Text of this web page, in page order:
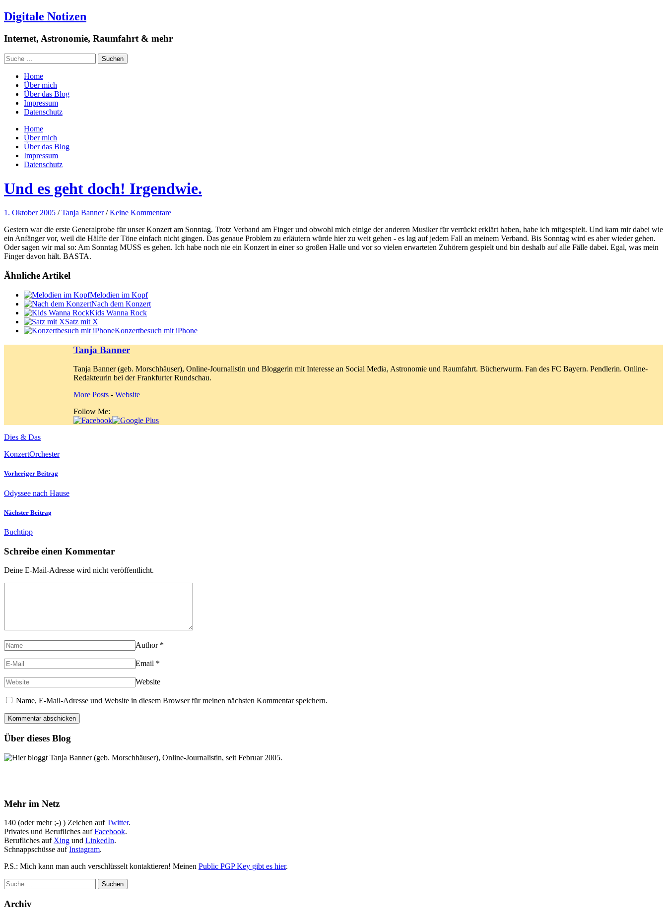
Digitale Notizen
Internet, Astronomie, Raumfahrt & mehr
Home
Über mich
Über das Blog
Impressum
Datenschutz
Home
Über mich
Über das Blog
Impressum
Datenschutz
Und es geht doch! Irgendwie.
1. Oktober 2005 /Tanja Banner /Keine Kommentare
Gestern war die erste Generalprobe für unser Konzert am Sonntag. Trotz Verband am Finger und obwohl mich einige der anderen Musiker für verrückt erklärt haben, habe ich mitgespielt. Und kam mir dabei wie
ein Anfänger vor, weil die Hälfte der Töne einfach nicht gingen. Das genaue Problem zu erläutern würde hier zu weit gehen - es lag auf jedem Fall an meinem Verband. Bis Sonntag wird es aber wieder gehen.
Oder sagen wir mal so: Am Sonntag MUSS es gehen. Ich habe noch nie ein Konzert in einer so großen Halle und vor so vielen erwarteten Zuhörern gespielt und bin deshalb auf alle Fälle dabei. Egal, was mein
Finger davon hält. BASTA.
Ähnliche Artikel
Melodien im Kopf
Nach dem Konzert
Kids Wanna Rock
Satz mit X
Konzertbesuch mit iPhone
Tanja Banner
Tanja Banner (geb. Morschhäuser), Online-Journalistin und Bloggerin mit Interesse an Social Media, Astronomie und Raumfahrt. Bücherwurm. Fan des FC Bayern. Pendlerin. Online-
Redakteurin bei der Frankfurter Rundschau.
More Posts - Website
Follow Me:
Dies & Das
KonzertOrchester
Vorheriger Beitrag
Odyssee nach Hause
Nächster Beitrag
Buchtipp
Schreibe einen Kommentar
Deine E-Mail-Adresse wird nicht veröffentlicht.
Author *
Email *
Website
Name, E-Mail-Adresse und Website in diesem Browser für meinen nächsten Kommentar speichern.
Über dieses Blog
Hier bloggt Tanja Banner (geb. Morschhäuser), Online-Journalistin, seit Februar 2005.
Mehr im Netz
140 (oder mehr ;-) ) Zeichen aufTwitter.
Privates und Berufliches aufFacebook.
Berufliches auf Xing und LinkedIn.
Schnappschüsse aufInstagram.
P.S.: Mich kann man auch verschlüsselt kontaktieren! Meinen Public PGP Key gibt es hier.
Archiv